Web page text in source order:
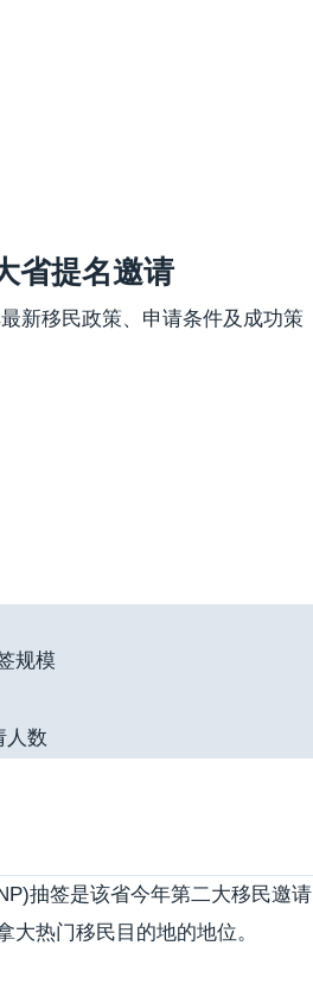
省提名邀请
新移民政策、申请条件及成功策
规模
人数
抽签是该省今年第二大移民邀请
大热门移民目的地的地位。